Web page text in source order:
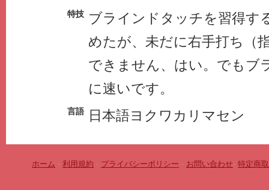
特技 ブラインドタッチを習得す
めたが、未だに右手打ち（
できません、はい。でもブ
に速いです。
言語 日本語ヨクワカリマセン
ホーム - 利用規約 - プライバシーポリシー - お問い合わせ- 特定商